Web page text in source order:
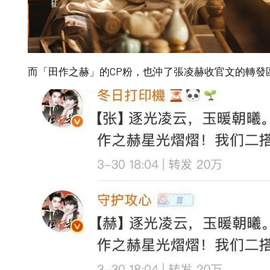
而「田作之赫」的CP粉，也沖了張凌赫收官文的轉發